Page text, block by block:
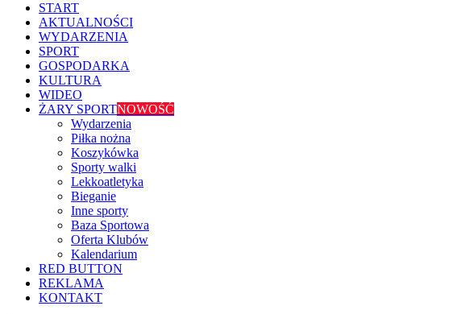
START
AKTUALNOŚCI
WYDARZENIA
SPORT
GOSPODARKA
KULTURA
WIDEO
ŻARY SPORTNOWOŚĆ
Wydarzenia
Piłka nożna
Koszykówka
Sporty walki
Lekkoatletyka
Bieganie
Inne sporty
Baza Sportowa
Oferta Klubów
Kalendarium
RED BUTTON
REKLAMA
KONTAKT